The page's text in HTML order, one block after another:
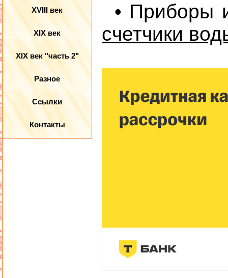
XVIII век
XIX век
XIX век "часть 2"
Разное
Ссылки
Контакты
• Приборы
счетчики